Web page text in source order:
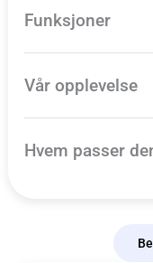
Funksjoner
Vår opplevelse
Hvem passer